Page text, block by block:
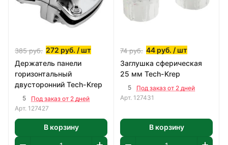
385руб. 272 руб. / шт
Держатель панели
горизонтальный
двусторонний Tech-Krep
5
Под заказ от 2 дней
Арт. 127427
В корзину
74руб. 44 руб. / шт
Заглушка сферическая
25 мм Tech-Krep
5
Под заказ от 2 дней
Арт. 127431
В корзину